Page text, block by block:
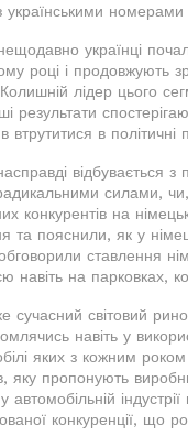
українськими
українці
році і продовжують
лідер цього
результати
втрутитися в
відбувається
силами,
конкурентів на
та пояснили, як у
ставлення
навіть на парковках,
сучасний світовий
навіть у
яких з кожним
яку пропонують
автомобільній
конкуренції, що